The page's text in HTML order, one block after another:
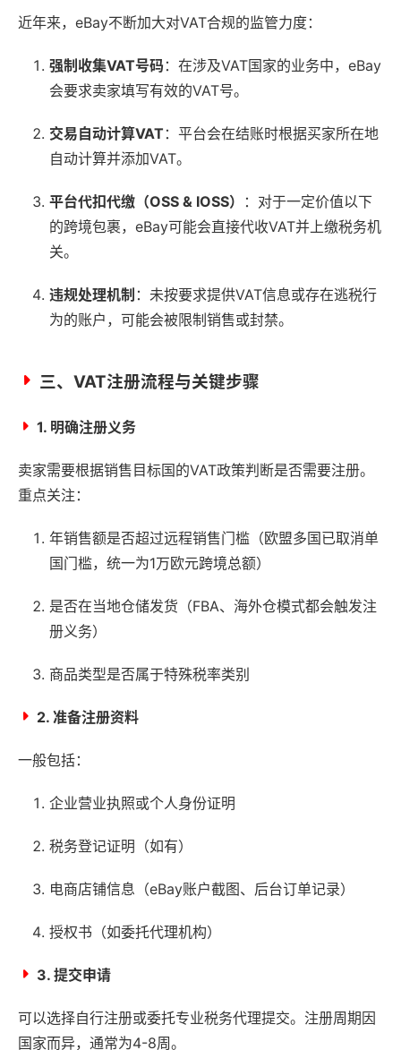
近年来，eBay不断加大对VAT合规的监管力度：
强制收集VAT号码 ：在涉及VAT国家的业务中，eBay
会要求卖家填写有效的VAT号。
交易自动计算VAT ：平台会在结账时根据买家所在地
自动计算并添加VAT。
平台代扣代缴（OSS & IOSS）
：对于一定价值以下
的跨境包裹，eBay可能会直接代收VAT并上缴税务机
关。
违规处理机制 ：未按要求提供VAT信息或存在逃税行
为的账户，可能会被限制销售或封禁。
三、VAT注册流程与关键步骤
1. 明确注册义务
卖家需要根据销售目标国的VAT政策判断是否需要注册。
重点关注：
年销售额是否超过远程销售门槛（欧盟多国已取消单
国门槛，统一为1万欧元跨境总额）
是否在当地仓储发货（FBA、海外仓模式都会触发注
册义务）
商品类型是否属于特殊税率类别
2. 准备注册资料
一般包括：
企业营业执照或个人身份证明
税务登记证明（如有）
电商店铺信息（eBay账户截图、后台订单记录）
授权书（如委托代理机构）
3. 提交申请
可以选择自行注册或委托专业税务代理提交。注册周期因
国家而异，通常为4-8周。